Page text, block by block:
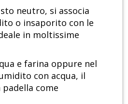
neutro, si associa
o insaporito con le
in moltissime
e farina oppure nel
con acqua, il
come